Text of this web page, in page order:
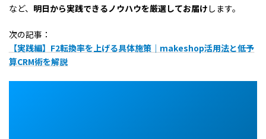
など、 明日から実践できるノウハウを厳選してお届け します。
次の記事：
【実践編】F2転換率を上げる具体施策｜makeshop活用法と低予
算CRM術を解説